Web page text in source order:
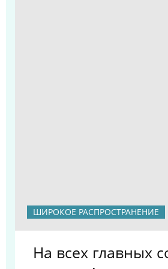
ШИРОКОЕ РАСПРОСТРАНЕНИЕ
На всех главных